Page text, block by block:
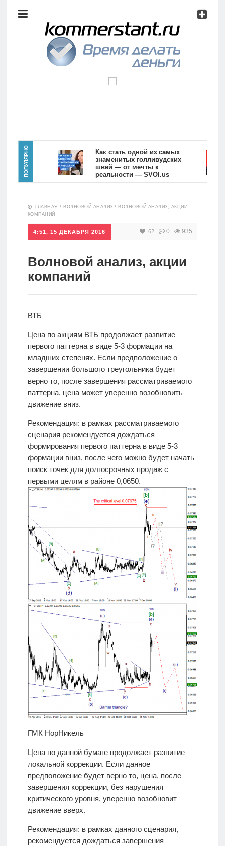
анализ
Видео
Сделано
Главная
Новости
Аналитика
Инвестиции
Дивиденды
анализ
Видео
Сделано
в России
ПОПУЛЯРНО
Как стать одной из самых
знаменитых голливудских
швей — от мечты к
реальности — SVOI.us
10555
ГЛАВНАЯ / ВОЛНОВОЙ АНАЛИЗ / ВОЛНОВОЙ АНАЛИЗ, АКЦИИ
КОМПАНИЙ
4:51, 15 ДЕКАБРЯ 2016 62 0 935
Волновой анализ, акции
компаний
ВТБ
Цена по акциям ВТБ продолжает развитие
первого паттерна в виде 5-3 формации на
младших степенях. Если предположение о
завершении большого треугольника будет
верно то, после завершения рассматриваемого
паттерна, цена может уверенно возобновить
движение вниз.
Рекомендация: в рамках рассматриваемого
сценария рекомендуется дождаться
формирования первого паттерна в виде 5-3
формации вниз, после чего можно будет начать
поиск точек для долгосрочных продаж с
первыми целям в районе 0,0650.
ГМК НорНикель
Цена по данной бумаге продолжает развитие
локальной коррекции. Если данное
предположение будет верно то, цена, после
завершения коррекции, без нарушения
критического уровня, уверенно возобновит
движение вверх.
Рекомендация: в рамках данного сценария,
рекомендуется дождаться завершения